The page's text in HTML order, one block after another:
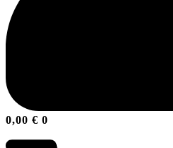
0,00 € 0